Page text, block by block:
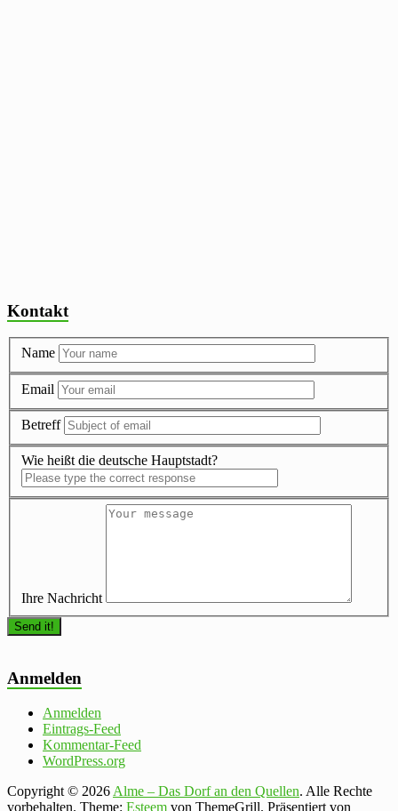
Kontakt
Name
Email
Betreff
Wie heißt die deutsche Hauptstadt?
Ihre Nachricht
Anmelden
Anmelden
Eintrags-Feed
Kommentar-Feed
WordPress.org
Copyright © 2026 Alme – Das Dorf an den Quellen. Alle Rechte
vorbehalten. Theme: Esteem von ThemeGrill. Präsentiert von